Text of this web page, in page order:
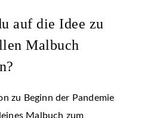
auf die Idee zu
Malbuch
zu Beginn der Pandemie
Malbuch zum